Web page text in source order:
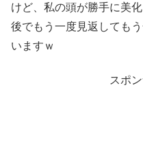
けど、私の頭が勝手に美
後でもう一度見返しても
いますｗ
スポ